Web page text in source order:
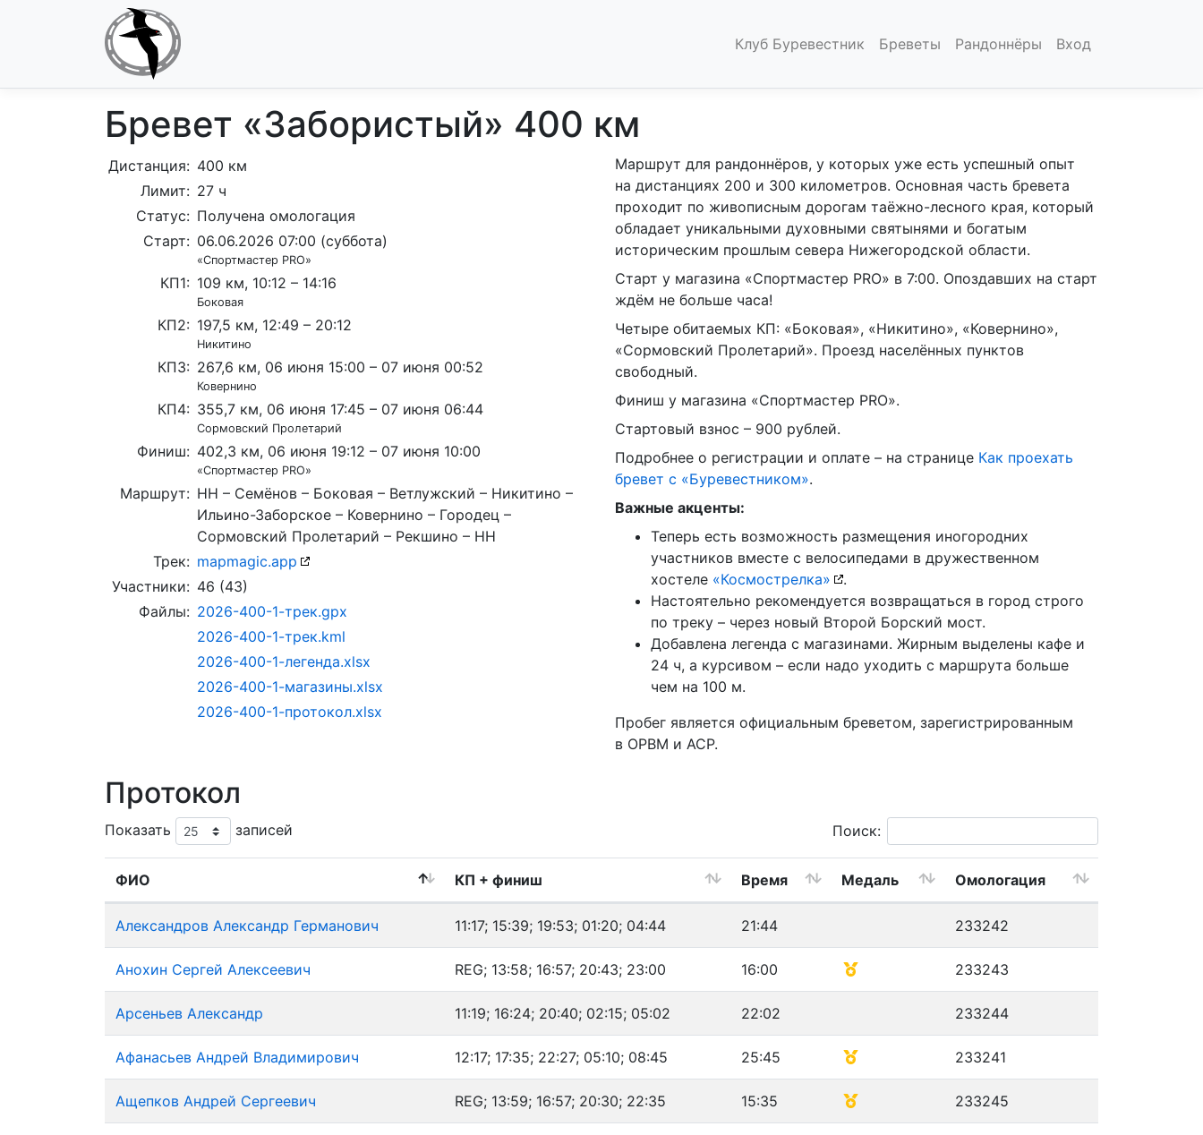
Клуб Буревестник Бреветы Рандоннёры Вход
Бревет «Забористый» 400 км
Дистанция: 400 км
Лимит: 27 ч
Статус: Получена омологация
Старт: 06.06.2026 07:00 (суббота)
«Спортмастер PRO»
КП1: 109 км, 10:12 – 14:16
Боковая
КП2: 197,5 км, 12:49 – 20:12
Никитино
КП3: 267,6 км, 06 июня 15:00 – 07 июня 00:52
Ковернино
КП4: 355,7 км, 06 июня 17:45 – 07 июня 06:44
Сормовский Пролетарий
Финиш: 402,3 км, 06 июня 19:12 – 07 июня 10:00
«Спортмастер PRO»
Маршрут: НН – Семёнов – Боковая – Ветлужский – Никитино –
Ильино-Заборское – Ковернино – Городец –
Сормовский Пролетарий – Рекшино – НН
Трек: mapmagic.app
Участники: 46 (43)
Файлы: 2026-400-1-трек.gpx
2026-400-1-трек.kml
2026-400-1-легенда.xlsx
2026-400-1-магазины.xlsx
2026-400-1-протокол.xlsx
Маршрут для рандоннёров, у которых уже есть успешный опыт
на дистанциях 200 и 300 километров. Основная часть бревета
проходит по живописным дорогам таёжно-лесного края, который
обладает уникальными духовными святынями и богатым
историческим прошлым севера Нижегородской области.
Старт у магазина «Спортмастер PRO» в 7:00. Опоздавших на старт
ждём не больше часа!
Четыре обитаемых КП: «Боковая», «Никитино», «Ковернино»,
«Сормовский Пролетарий». Проезд населённых пунктов
свободный.
Финиш у магазина «Спортмастер PRO».
Стартовый взнос – 900 рублей.
Подробнее о регистрации и оплате – на странице Как проехать
бревет с «Буревестником».
Важные акценты:
Теперь есть возможность размещения иногородних
участников вместе с велосипедами в дружественном
хостеле «Космострелка»
.
Настоятельно рекомендуется возвращаться в город строго
по треку – через новый Второй Борский мост.
Добавлена легенда с магазинами. Жирным выделены кафе и
24 ч, а курсивом – если надо уходить с маршрута больше
чем на 100 м.
Пробег является официальным бреветом, зарегистрированным
в ОРВМ и ACP.
Протокол
Показать записей Поиск:
ФИО КП + финиш Время Медаль Омологация
Александров Александр Германович 11:17; 15:39; 19:53; 01:20; 04:44 21:44 233242
Анохин Сергей Алексеевич REG; 13:58; 16:57; 20:43; 23:00 16:00 233243
Арсеньев Александр 11:19; 16:24; 20:40; 02:15; 05:02 22:02 233244
Афанасьев Андрей Владимирович 12:17; 17:35; 22:27; 05:10; 08:45 25:45 233241
Ащепков Андрей Сергеевич REG; 13:59; 16:57; 20:30; 22:35 15:35 233245